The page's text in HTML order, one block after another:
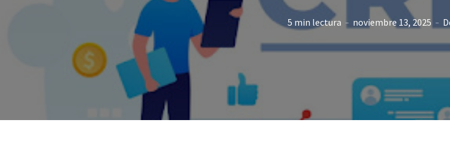
5 min lectura noviembre 13, 2025